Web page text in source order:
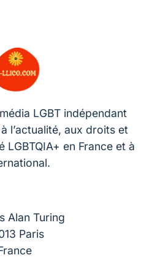
LGBT indépendant
l’actualité, aux droits et
LGBTQIA+ en France et à
Alan Turing
Paris